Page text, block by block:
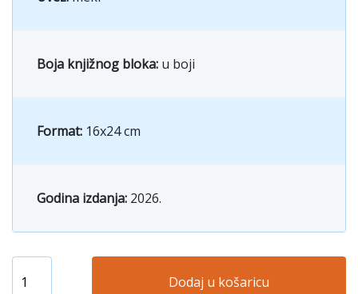
Boja knjižnog bloka: u boji
Format: 16x24 cm
Godina izdanja: 2026.
Dodaj u košaricu